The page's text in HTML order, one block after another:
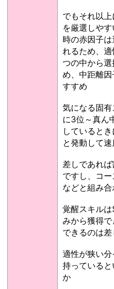
でもそれ以
を厳選しや
時の赤因子
れるため、
つの中から
め、中距離
すすめ
気になる固
に3位～真ん
していると
と発動して
差しであれ
ですし、コ
などと組み
覚醒スキル
みから獲得
できるのは
適性が狭い
持っている
か